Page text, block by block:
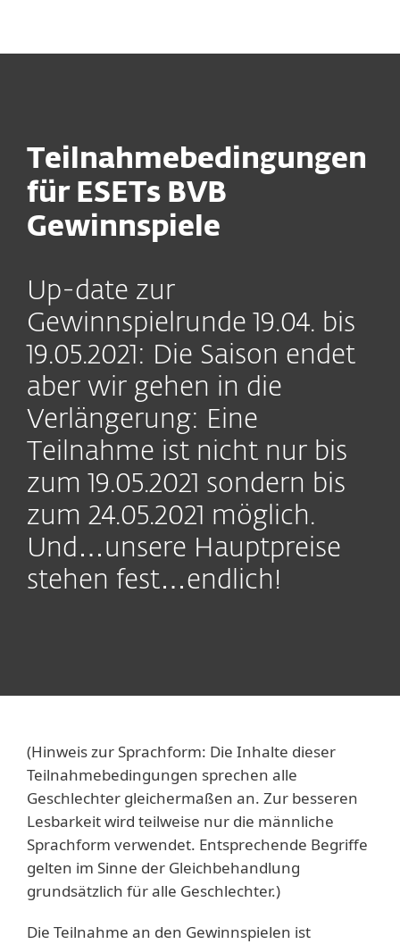
Teilnahmebedingungen
für ESETs BVB
Gewinnspiele
Up-date zur
Gewinnspielrunde 19.04. bis
19.05.2021: Die Saison endet
aber wir gehen in die
Verlängerung: Eine
Teilnahme ist nicht nur bis
zum 19.05.2021 sondern bis
zum 24.05.2021 möglich.
Und…unsere Hauptpreise
stehen fest…endlich!
(Hinweis zur Sprachform: Die Inhalte dieser
Teilnahmebedingungen sprechen alle
Geschlechter gleichermaßen an. Zur besseren
Lesbarkeit wird teilweise nur die männliche
Sprachform verwendet. Entsprechende Begriffe
gelten im Sinne der Gleichbehandlung
grundsätzlich für alle Geschlechter.)
Die Teilnahme an den Gewinnspielen ist